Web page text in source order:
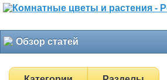
Обзор статей